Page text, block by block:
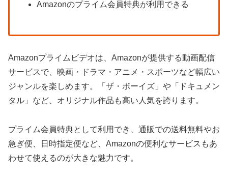
Amazonのプライム会員特典が利用できる
Amazonプライムビデオは、Amazonが提供する動画配信
サービスで、映画・ドラマ・アニメ・スポーツなど幅広い
ジャンルを楽しめます。「ザ・ボーイズ」や「ドキュメン
タル」など、オリジナル作品も高い人気を誇ります。
プライム会員特典として利用でき、通販での送料無料やお
急ぎ便、日時指定便など、Amazonの便利なサービスもあ
わせて使えるのが大きな魅力です。